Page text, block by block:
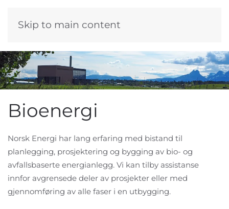
Skip to main content
Bioenergi
Norsk Energi har lang erfaring med bistand til
planlegging, prosjektering og bygging av bio- og
avfallsbaserte energianlegg. Vi kan tilby assistanse
innfor avgrensede deler av prosjekter eller med
gjennomføring av alle faser i en utbygging.